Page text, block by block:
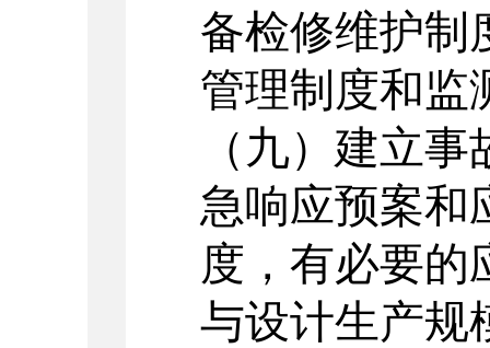
备检修维护制
管理制度和监
（九）建立
急响应预案和
度，有必要的
与设计生产规